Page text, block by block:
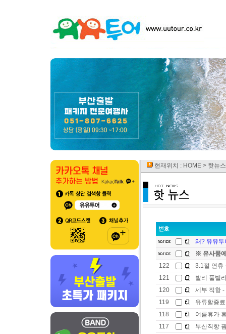
현재위치 : HOME > 핫뉴스
왜? 유유투
※ 유사품
122
3.1절 연휴
121
발리 풀빌
120
세부 직항
119
유류할증
118
여름휴가
117
부산직항